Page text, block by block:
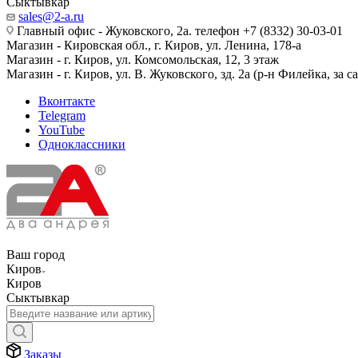
sales@2-a.ru
Главный офис - Жуковского, 2а. телефон +7 (8332) 30-03-01
Магазин - Кировская обл., г. Киров, ул. Ленина, 178-а
Магазин - г. Киров, ул. Комсомольская, 12, 3 этаж
Магазин - г. Киров, ул. В. Жуковского, зд. 2а (р-н Филейка, за
Вконтакте
Telegram
YouTube
Одноклассники
Ваш город
Киров
Киров
Сыктывкар
Заказы